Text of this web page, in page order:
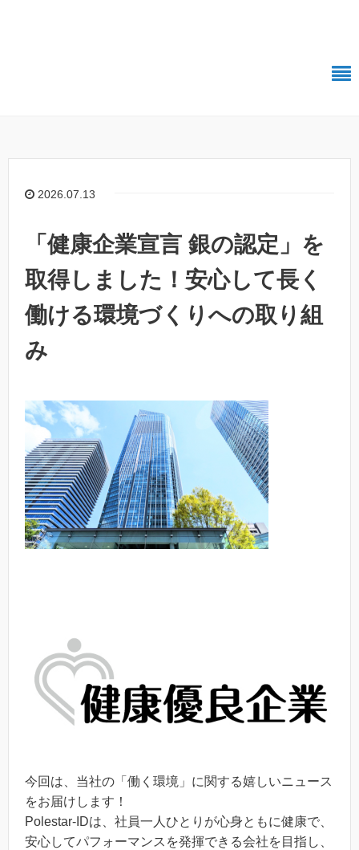
2026.07.13
「健康企業宣言 銀の認定」を
取得しました！安心して長く
働ける環境づくりへの取り組
み
今回は、当社の「働く環境」に関する嬉しいニュース
をお届けします！
Polestar-IDは、社員一人ひとりが心身ともに健康で、
安心してパフォーマンスを発揮できる会社を目指し、